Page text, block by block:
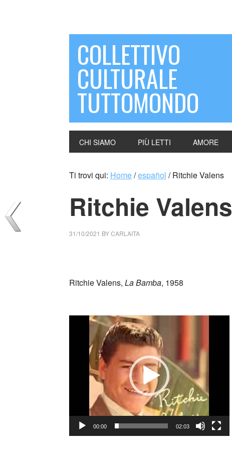
COLLETTIVO
CULTURALE
TUTTOMONDO
CHI SIAMO PIÙ LETTI AMORE
Ti trovi qui: Home/español /Ritchie Valens
Ritchie Valens
31/10/2021 BYCARLAITA
Ritchie Valens, La Bamba, 1958
Video
00:00 02:03